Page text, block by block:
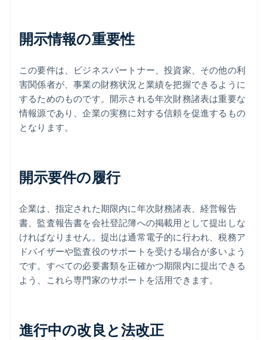
開示情報の重要性
この要件は、ビジネスパートナー、投資家、その他の利
害関係者が、事業の財務状況と業績を把握できるように
するためのものです。開示される年次財務諸表は重要な
情報源であり、企業の実務に対する信頼を促進するもの
となります。
開示要件の履行
企業は、指定された期限内に年次財務諸表、経営報告
書、監査報告書を会社登記簿への掲載用として提出しな
ければなりません。提出は通常電子的に行われ、税務ア
ドバイザーや監査役のサポートを受ける場合が多いよう
です。すべての必要書類を正確かつ期限内に提出できる
よう、これら専門家のサポートを活用できます。
進行中の改良と法改正